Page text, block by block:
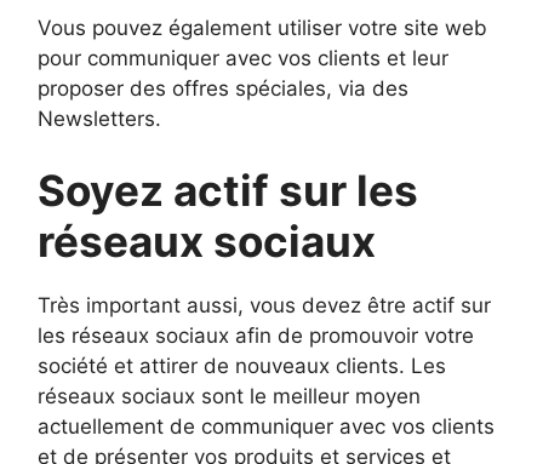
Vous pouvez également utiliser votre site web
pour communiquer avec vos clients et leur
proposer des offres spéciales, via des
Newsletters.
Soyez actif sur les
réseaux sociaux
Très important aussi, vous devez être actif sur
les réseaux sociaux afin de promouvoir votre
société et attirer de nouveaux clients. Les
réseaux sociaux sont le meilleur moyen
actuellement de communiquer avec vos clients
et de présenter vos produits et services et